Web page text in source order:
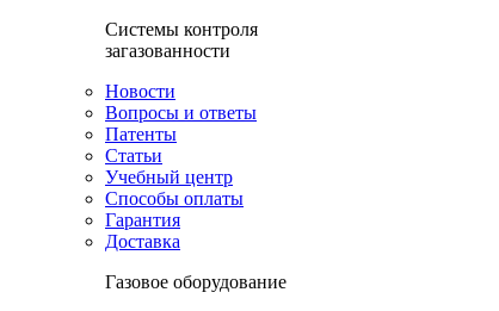
Системы контроля
загазованности
Новости
Вопросы и ответы
Патенты
Статьи
Учебный центр
Способы оплаты
Гарантия
Доставка
Газовое оборудование